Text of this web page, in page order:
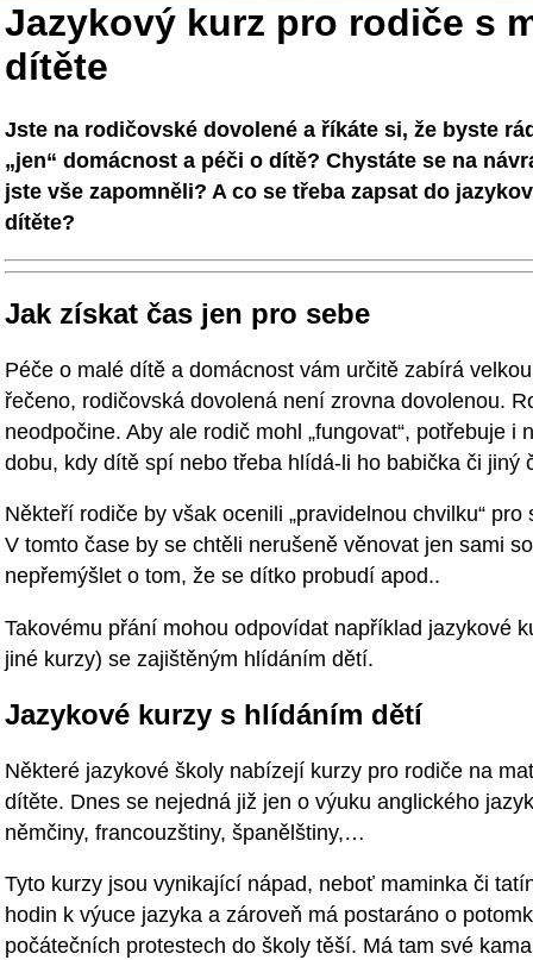
Jazykový kurz pro rodiče s
dítěte
Jste na rodičovské dovolené a říkáte si, že byste
„jen“ domácnost a péči o dítě? Chystáte se na
jste vše zapomněli? A co se třeba zapsat do
dítěte?
Jak získat čas jen pro sebe
Péče o malé dítě a domácnost vám určitě zabírá
řečeno, rodičovská dovolená není zrovna dovolenou.
neodpočine. Aby ale rodič mohl „fungovat“, potřebuje
dobu, kdy dítě spí nebo třeba hlídá-li ho babička či jiný
Někteří rodiče by však ocenili „pravidelnou chvilku“ pro
V tomto čase by se chtěli nerušeně věnovat jen sami
nepřemýšlet o tom, že se dítko probudí apod..
Takovému přání mohou odpovídat například jazykové
jiné kurzy) se zajištěným hlídáním dětí.
Jazykové kurzy s hlídáním dětí
Některé jazykové školy nabízejí kurzy pro rodiče na
dítěte. Dnes se nejedná již jen o výuku anglického
němčiny, francouzštiny, španělštiny,…
Tyto kurzy jsou vynikající nápad, neboť maminka či
hodin k výuce jazyka a zároveň má postaráno o
počátečních protestech do školy těší. Má tam své